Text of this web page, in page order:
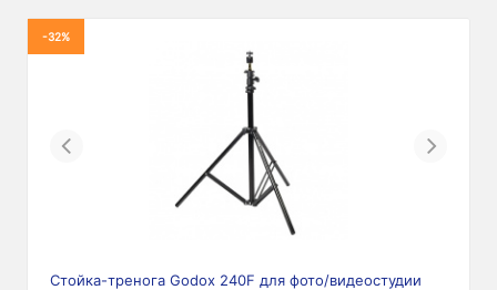
-32%
Previous Next
Стойка-тренога Godox 240F для фото/видеостудии